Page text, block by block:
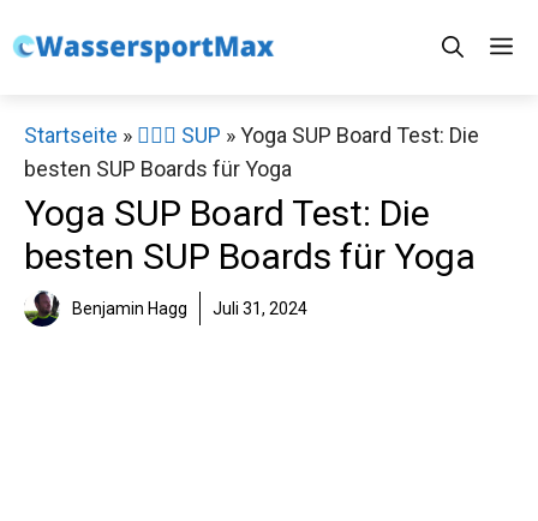
Inhalt
Startseite » 🏄‍♀️🛶 SUP »Yoga SUP Board Test: Die
besten SUP Boards für Yoga
Yoga SUP Board Test: Die
besten SUP Boards für Yoga
Benjamin Hagg Juli 31, 2024